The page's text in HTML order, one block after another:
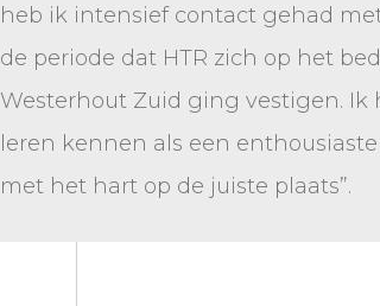
heb ik intensief contact gehad
de periode dat HTR zich op het
Westerhout Zuid ging vestigen. Ik
leren kennen als een
met het hart op de juiste plaats”.